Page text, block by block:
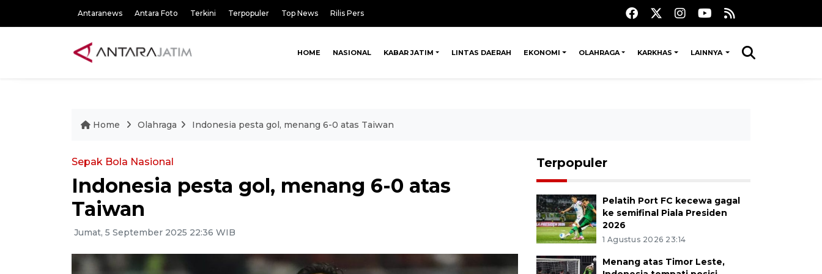
Antaranews Antara Foto Terkini Terpopuler Top News Rilis Pers
HOME NASIONAL KABAR JATIM LINTAS DAERAH EKONOMI OLAHRAGA KARKHAS LAINNYA
Home Olahraga Indonesia pesta gol, menang 6-0 atas Taiwan
Sepak Bola Nasional
Indonesia pesta gol, menang 6-0 atas
Taiwan
Jumat, 5 September 2025 22:36 WIB
Terpopuler
Pelatih Port FC kecewa gagal
ke semifinal Piala Presiden
2026
1 Agustus 2026 23:14
Menang atas Timor Leste,